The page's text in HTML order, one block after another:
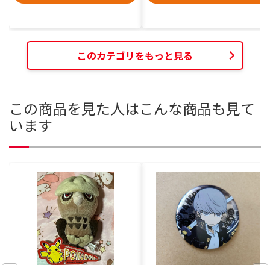
このカテゴリをもっと見る
この商品を見た人はこんな商品も見て
います